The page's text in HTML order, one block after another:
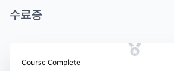
수료증
Course Complete